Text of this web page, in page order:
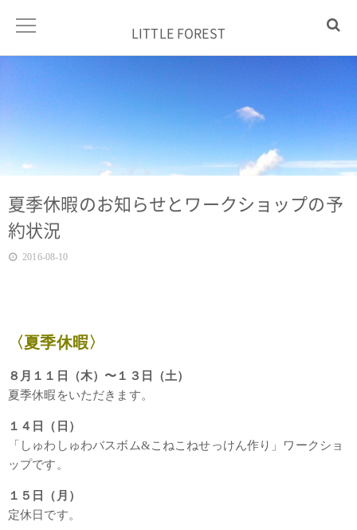
LITTLE FOREST
夏季休暇のお知らせとワークショップの予
約状況
2016-08-10
〈夏季休暇〉
８月１１日（木）〜１３日（土）
夏季休暇をいただきます。
１４日（日）
「しゅわしゅわバスボム&こねこねせっけん作り」ワークショ
ップです。
１５日（月）
定休日です。